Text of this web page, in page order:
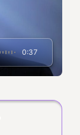
0:37